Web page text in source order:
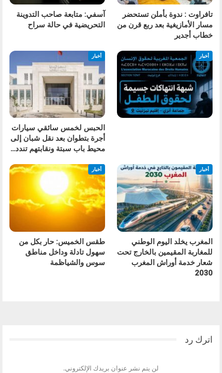
تافراوت : ندوة بأملن تستحضر
مسار الأمازيغية بعد ربع قرن من
خطاب أجدير
آسفي: متابعة صاحب التدوينة
التحريضية في حالة سراح
أخبار أخبار
الحبس لخمس سائقي سيارات
أجرة بتطوان بعد نقل شبان إلى
محيط باب سبتة ونقابتهم تندد…
أخبار
المغرب يخلد اليوم الوطني
للمغاربة المقيمين بالخارج تحت
شعار خدمة أوراش المغرب
2030
أخبار
طقس الخميس: ﺣﺎﺭ بكل من
سهول تادلة وداخل مناطق
سوس والشياظمة
اترك رد
لن يتم نشر عنوان بريدك الإلكتروني.